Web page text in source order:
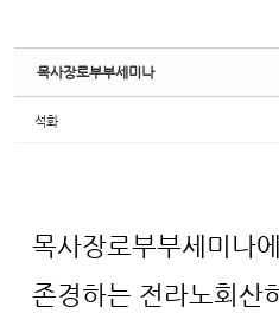
목사장로부부세미나
석화
목사장로부부세미나
존경하는 전라노회산
5